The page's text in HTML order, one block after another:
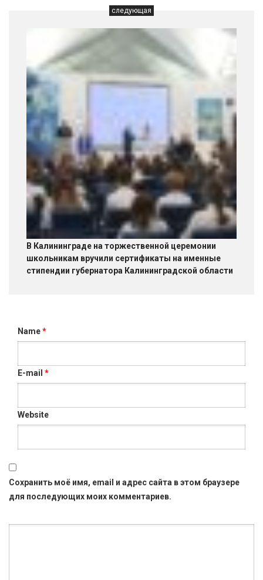
следующая
В Калининграде на торжественной церемонии
школьникам вручили сертификаты на именные
стипендии губернатора Калининградской области
Name*
E-mail *
Website
Сохранить моё имя, email и адрес сайта в этом браузере
для последующих моих комментариев.